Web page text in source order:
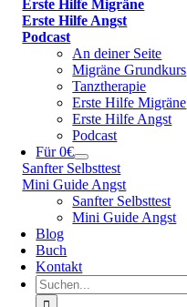
Erste Hilfe Migräne
Erste Hilfe Angst
Podcast
An deiner Seite
Migräne Grundkurs
Tanztherapie
Erste Hilfe Migräne
Erste Hilfe Angst
Podcast
Für 0€
Sanfter Selbsttest
Mini Guide Angst
Sanfter Selbsttest
Mini Guide Angst
Blog
Buch
Kontakt
Suche
nach: